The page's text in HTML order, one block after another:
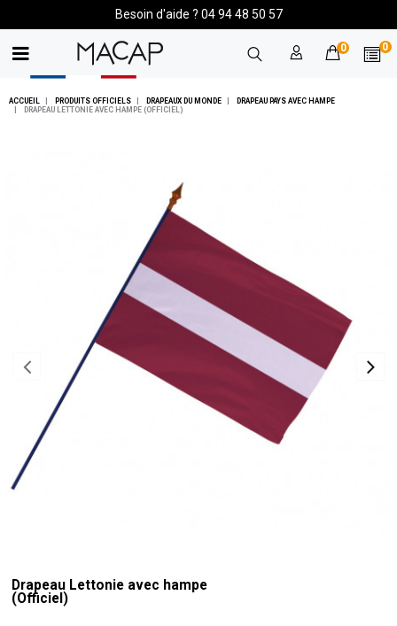
Besoin d'aide ? 04 94 48 50 57
0 0
ACCUEIL PRODUITS OFFICIELS DRAPEAUX DU MONDE
DRAPEAU PAYS AVEC HAMPE
DRAPEAU LETTONIE AVEC HAMPE (OFFICIEL)
Drapeau Lettonie avec hampe
(Officiel)